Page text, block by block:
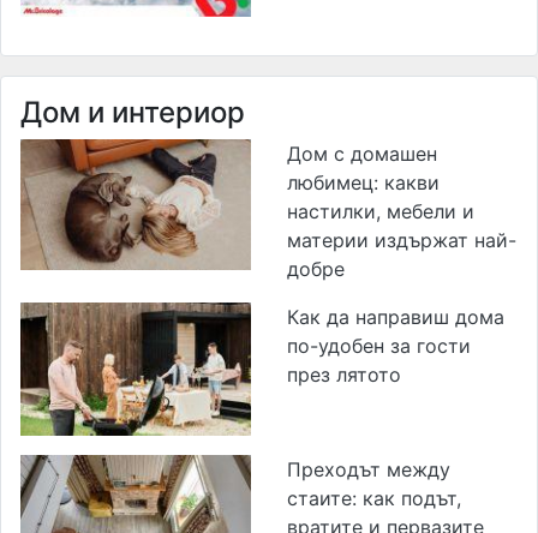
Дом и интериор
Дом с домашен
любимец: какви
настилки, мебели и
материи издържат най-
добре
Как да направиш дома
по-удобен за гости
през лятото
Преходът между
стаите: как подът,
вратите и первазите